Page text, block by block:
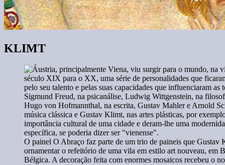
KLIMT
O painel O Abraço faz parte de um trio de paineis que Gustav
ornamentar o refeitório de uma vila em estilo art nouveau, em
Bélgica. A decoração feita com enormes mosaicos recebeu o